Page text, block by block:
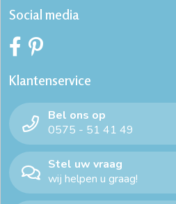
Social media
Klantenservice
Bel ons op
0575 - 51 41 49
Stel uw vraag
wij helpen u graag!